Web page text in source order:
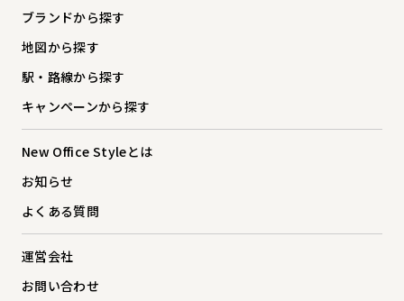
ブランドから探す
地図から探す
駅・路線から探す
キャンペーンから探す
New Office Styleとは
お知らせ
よくある質問
運営会社
お問い合わせ